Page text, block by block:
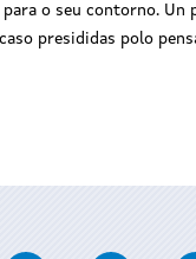
o seu contorno. Un
presididas polo